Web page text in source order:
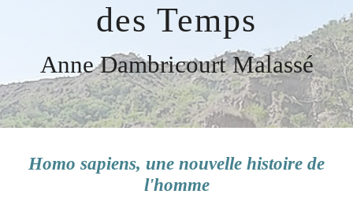
des Temps
Anne Dambricourt Malassé
Homo sapiens, une nouvelle histoire de
l'homme